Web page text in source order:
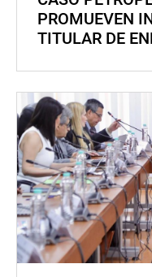
PROMUEVEN
TITULAR DE